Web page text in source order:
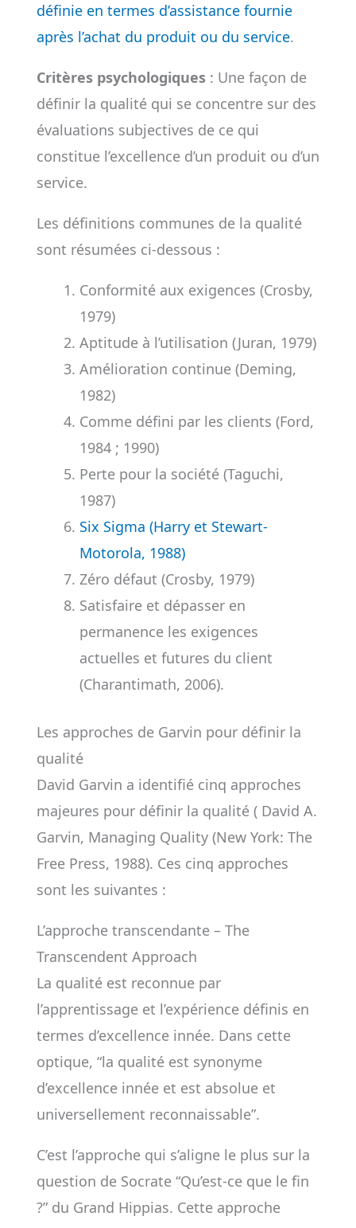
définie en termes d’assistance fournie
après l’achat du produit ou du service.
Critères psychologiques: Une façon de
définir la qualité qui se concentre sur des
évaluations subjectives de ce qui
constitue l’excellence d’un produit ou d’un
service.
Les définitions communes de la qualité
sont résumées ci-dessous :
Conformité aux exigences (Crosby,
1979)
Aptitude à l’utilisation (Juran, 1979)
Amélioration continue (Deming,
1982)
Comme défini par les clients (Ford,
1984 ; 1990)
Perte pour la société (Taguchi,
1987)
Six Sigma (Harry et Stewart-
Motorola, 1988)
Zéro défaut (Crosby, 1979)
Satisfaire et dépasser en
permanence les exigences
actuelles et futures du client
(Charantimath, 2006).
Les approches de Garvin pour définir la
qualité
David Garvin a identifié cinq approches
majeures pour définir la qualité ( David A.
Garvin, Managing Quality (New York: The
Free Press, 1988). Ces cinq approches
sont les suivantes :
L’approche transcendante – The
Transcendent Approach
La qualité est reconnue par
l’apprentissage et l’expérience définis en
termes d’excellence innée. Dans cette
optique, “la qualité est synonyme
d’excellence innée et est absolue et
universellement reconnaissable”.
C’est l’approche qui s’aligne le plus sur la
question de Socrate “Qu’est-ce que le fin
?” du Grand Hippias. Cette approche